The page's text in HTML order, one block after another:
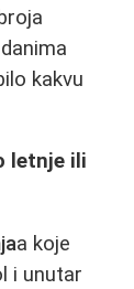
kakvu
letnje ili
a koje
i unutar